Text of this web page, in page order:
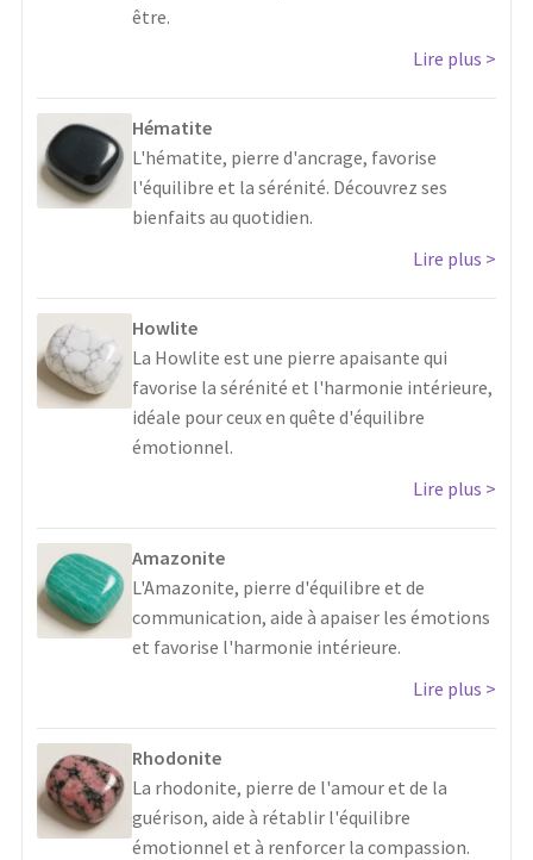
être.
Lire plus
Hématite
L'hématite, pierre d'ancrage, favorise
l'équilibre et la sérénité. Découvrez ses
bienfaits au quotidien.
Lire plus
Howlite
La Howlite est une pierre apaisante qui
favorise la sérénité et l'harmonie intérieure,
idéale pour ceux en quête d'équilibre
émotionnel.
Lire plus
Amazonite
L'Amazonite, pierre d'équilibre et de
communication, aide à apaiser les émotions
et favorise l'harmonie intérieure.
Lire plus
Rhodonite
La rhodonite, pierre de l'amour et de la
guérison, aide à rétablir l'équilibre
émotionnel et à renforcer la compassion.